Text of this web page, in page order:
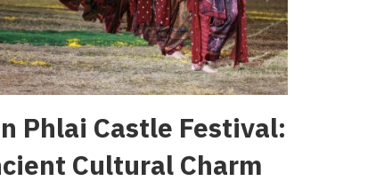
Phlai Castle Festival:
Cultural Charm